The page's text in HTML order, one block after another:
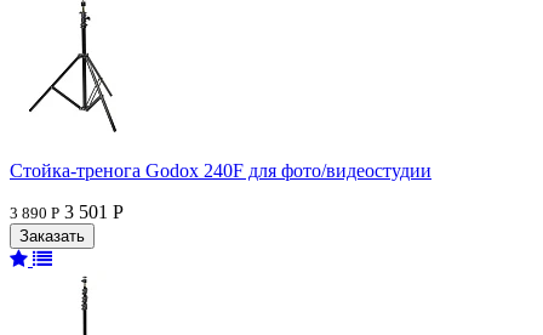
Стойка-тренога Godox 240F для фото/видеостудии
3 890 Р 3 501 Р